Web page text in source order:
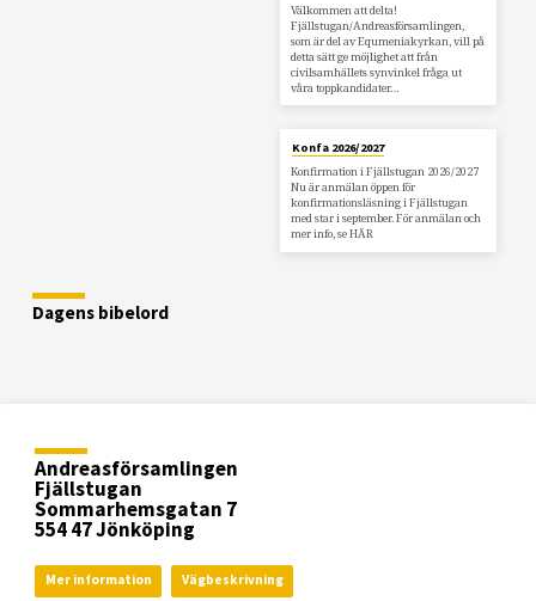
Välkommen att delta!
Fjällstugan/Andreasförsamlingen,
som är del av Equmeniakyrkan, vill på
detta sätt ge möjlighet att från
civilsamhällets synvinkel fråga ut
våra toppkandidater…
Konfa 2026/2027
Konfirmation i Fjällstugan 2026/2027
Nu är anmälan öppen för
konfirmationsläsning i Fjällstugan
med star i september. För anmälan och
mer info, se HÄR
Dagens bibelord
Andreasförsamlingen
Fjällstugan
Sommarhemsgatan 7
554 47 Jönköping
Mer information Vägbeskrivning